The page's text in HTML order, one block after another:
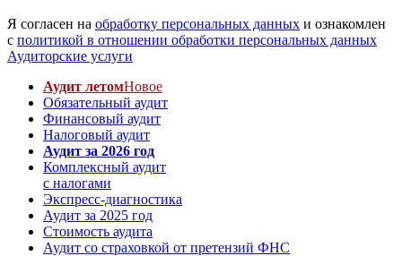
Я согласен на обработку персональных данных и ознакомлен
с политикой в отношении обработки персональных данных
Аудиторские услуги
Аудит летомНовое
Обязательный аудит
Финансовый аудит
Налоговый аудит
Аудит за 2026 год
Комплексный аудит
с налогами
Экспресс-диагностика
Аудит за 2025 год
Стоимость аудита
Аудит со страховкой от претензий ФНС